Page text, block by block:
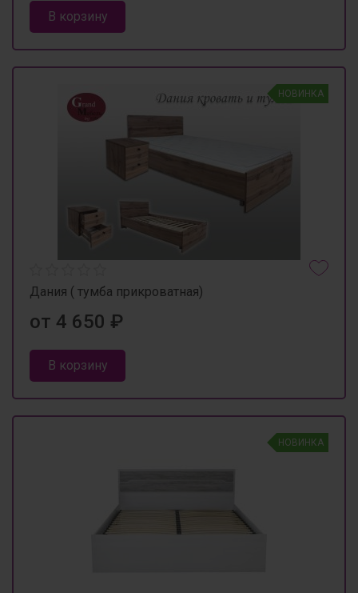
В корзину
НОВИНКА
Дания ( тумба прикроватная)
от 4 650 ₽
В корзину
НОВИНКА